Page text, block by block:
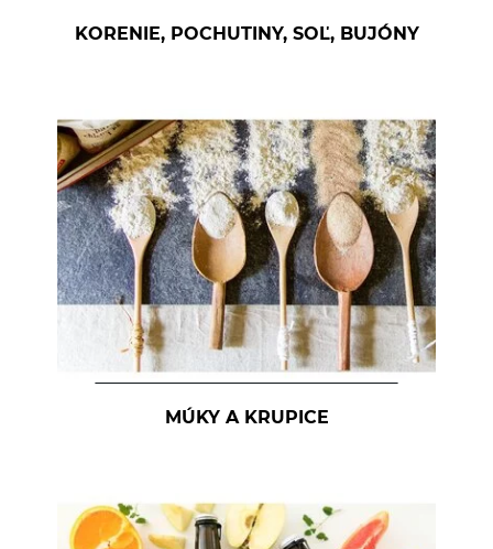
KORENIE, POCHUTINY, SOĽ, BUJÓNY
MÚKY A KRUPICE